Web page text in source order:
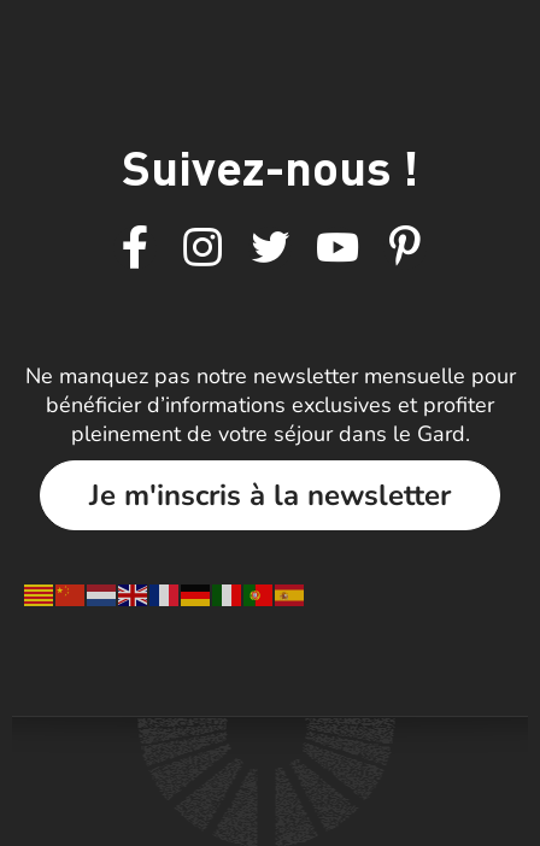
Suivez-nous !
Ne manquez pas notre newsletter mensuelle pour
bénéficier d’informations exclusives et profiter
pleinement de votre séjour dans le Gard.
Je m'inscris à la newsletter